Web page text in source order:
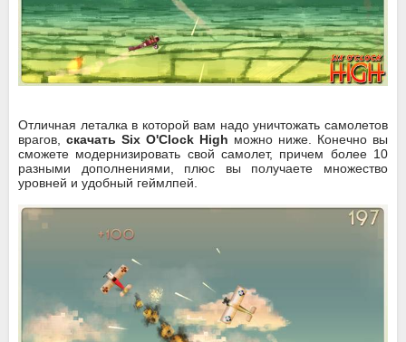
Отличная леталка в которой вам надо уничтожать самолетов
врагов, скачать Six O'Clock High можно ниже. Конечно вы
сможете модернизировать свой самолет, причем более 10
разными дополнениями, плюс вы получаете множество
уровней и удобный геймлпей.